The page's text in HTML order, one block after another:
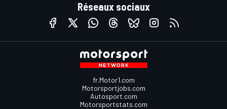
Réseaux sociaux
fr.Motor1.com
Motorsportjobs.com
Autosport.com
Motorsportstats.com